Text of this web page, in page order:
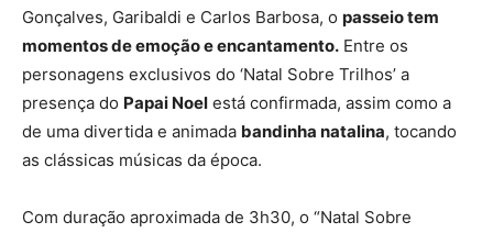
Gonçalves, Garibaldi e Carlos Barbosa, o passeio tem
momentos de emoção e encantamento. Entre os
personagens exclusivos do ‘Natal Sobre Trilhos’ a
presença do Papai Noel está confirmada, assim como a
de uma divertida e animada bandinha natalina, tocando
as clássicas músicas da época.
Com duração aproximada de 3h30, o “Natal Sobre